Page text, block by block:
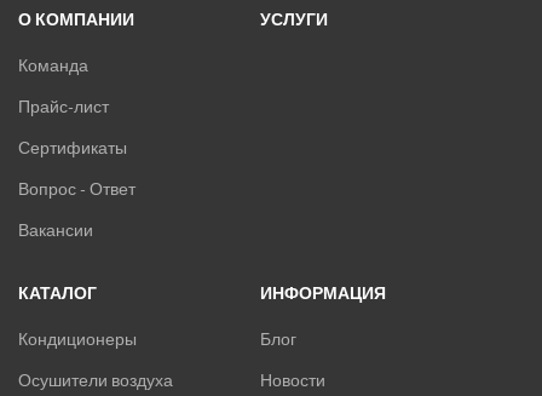
О КОМПАНИИ
Команда
Прайс-лист
Сертификаты
Вопрос - Ответ
Вакансии
УСЛУГИ
КАТАЛОГ
Кондиционеры
Осушители воздуха
ИНФОРМАЦИЯ
Блог
Новости